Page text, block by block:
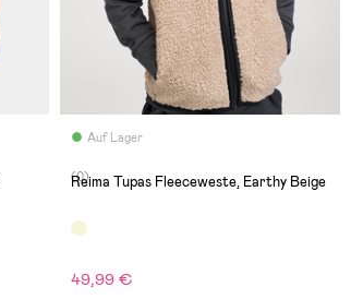
Auf Lager
(0)
Reima Tupas Fleeceweste, Earthy Beige
49,99 €